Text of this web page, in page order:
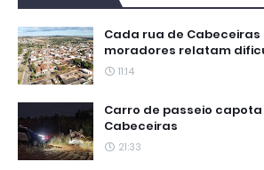
Cada rua de Cabeceiras
moradores relatam
11:14
Carro de passeio capota
Cabeceiras
21:33